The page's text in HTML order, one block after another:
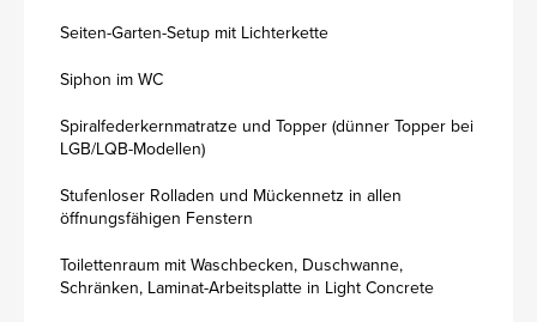
Seiten-Garten-Setup mit Lichterkette
Siphon im WC
Spiralfederkernmatratze und Topper (dünner Topper bei
LGB/LQB-Modellen)
Stufenloser Rolladen und Mückennetz in allen
öffnungsfähigen Fenstern
Toilettenraum mit Waschbecken, Duschwanne,
Schränken, Laminat-Arbeitsplatte in Light Concrete